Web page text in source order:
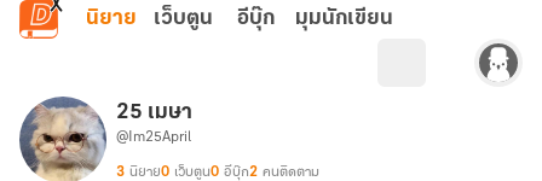
ข้ามไปยังเนื้อหาหลัก
นิยาย เว็บตูน อีบุ๊ก มุมนักเขียน
25 เมษา
@Im25April
3 นิยาย0 เว็บตูน0 อีบุ๊ก2 คนติดตาม